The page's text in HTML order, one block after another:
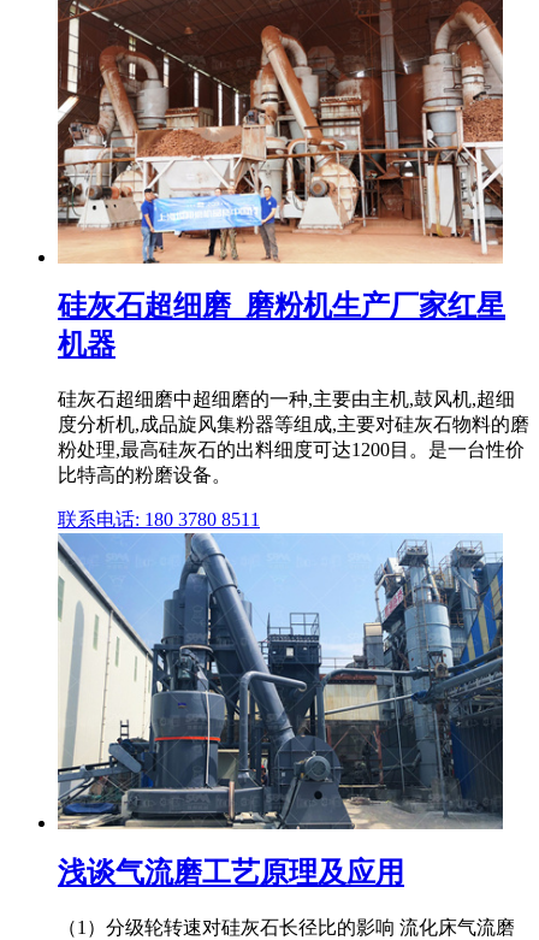
硅灰石超细磨_磨粉机生产厂家红星
机器
硅灰石超细磨中超细磨的一种,主要由主机,鼓风机,超细
度分析机,成品旋风集粉器等组成,主要对硅灰石物料的磨
粉处理,最高硅灰石的出料细度可达1200目。是一台性价
比特高的粉磨设备。
联系电话: 180 3780 8511
浅谈气流磨工艺原理及应用
（1）分级轮转速对硅灰石长径比的影响 流化床气流磨